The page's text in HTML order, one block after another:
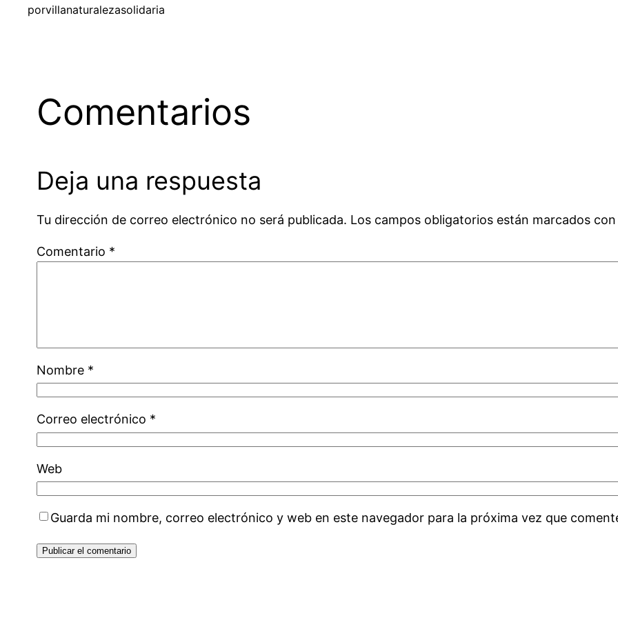
porvillanaturalezasolidaria
Comentarios
Deja una respuesta
Tu dirección de correo electrónico no será publicada. Los campos obligatorios están marcados
Comentario *
Nombre *
Correo electrónico *
Web
Guarda mi nombre, correo electrónico y web en este navegador para la próxima vez que